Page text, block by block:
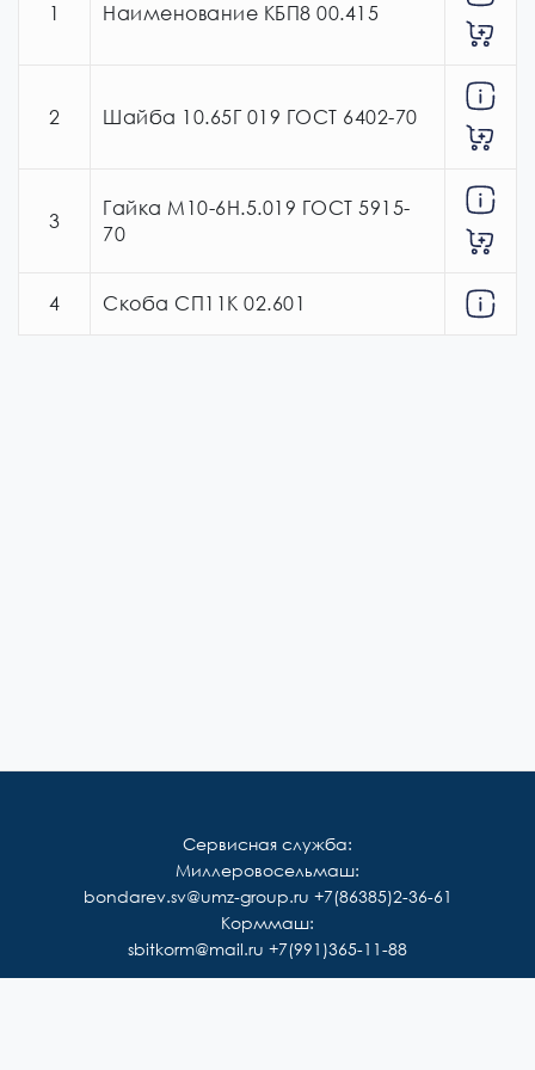
1 Наименование КБП8 00.415
2 Шайба 10.65Г 019 ГОСТ 6402-70
3
Гайка М10-6Н.5.019 ГОСТ 5915-
70
4 Скоба СП11К 02.601
Сервисная служба:
Миллеровосельмаш:
bondarev.sv@umz-group.ru +7(86385)2-36-61
Корммаш:
sbitkorm@mail.ru +7(991)365-11-88